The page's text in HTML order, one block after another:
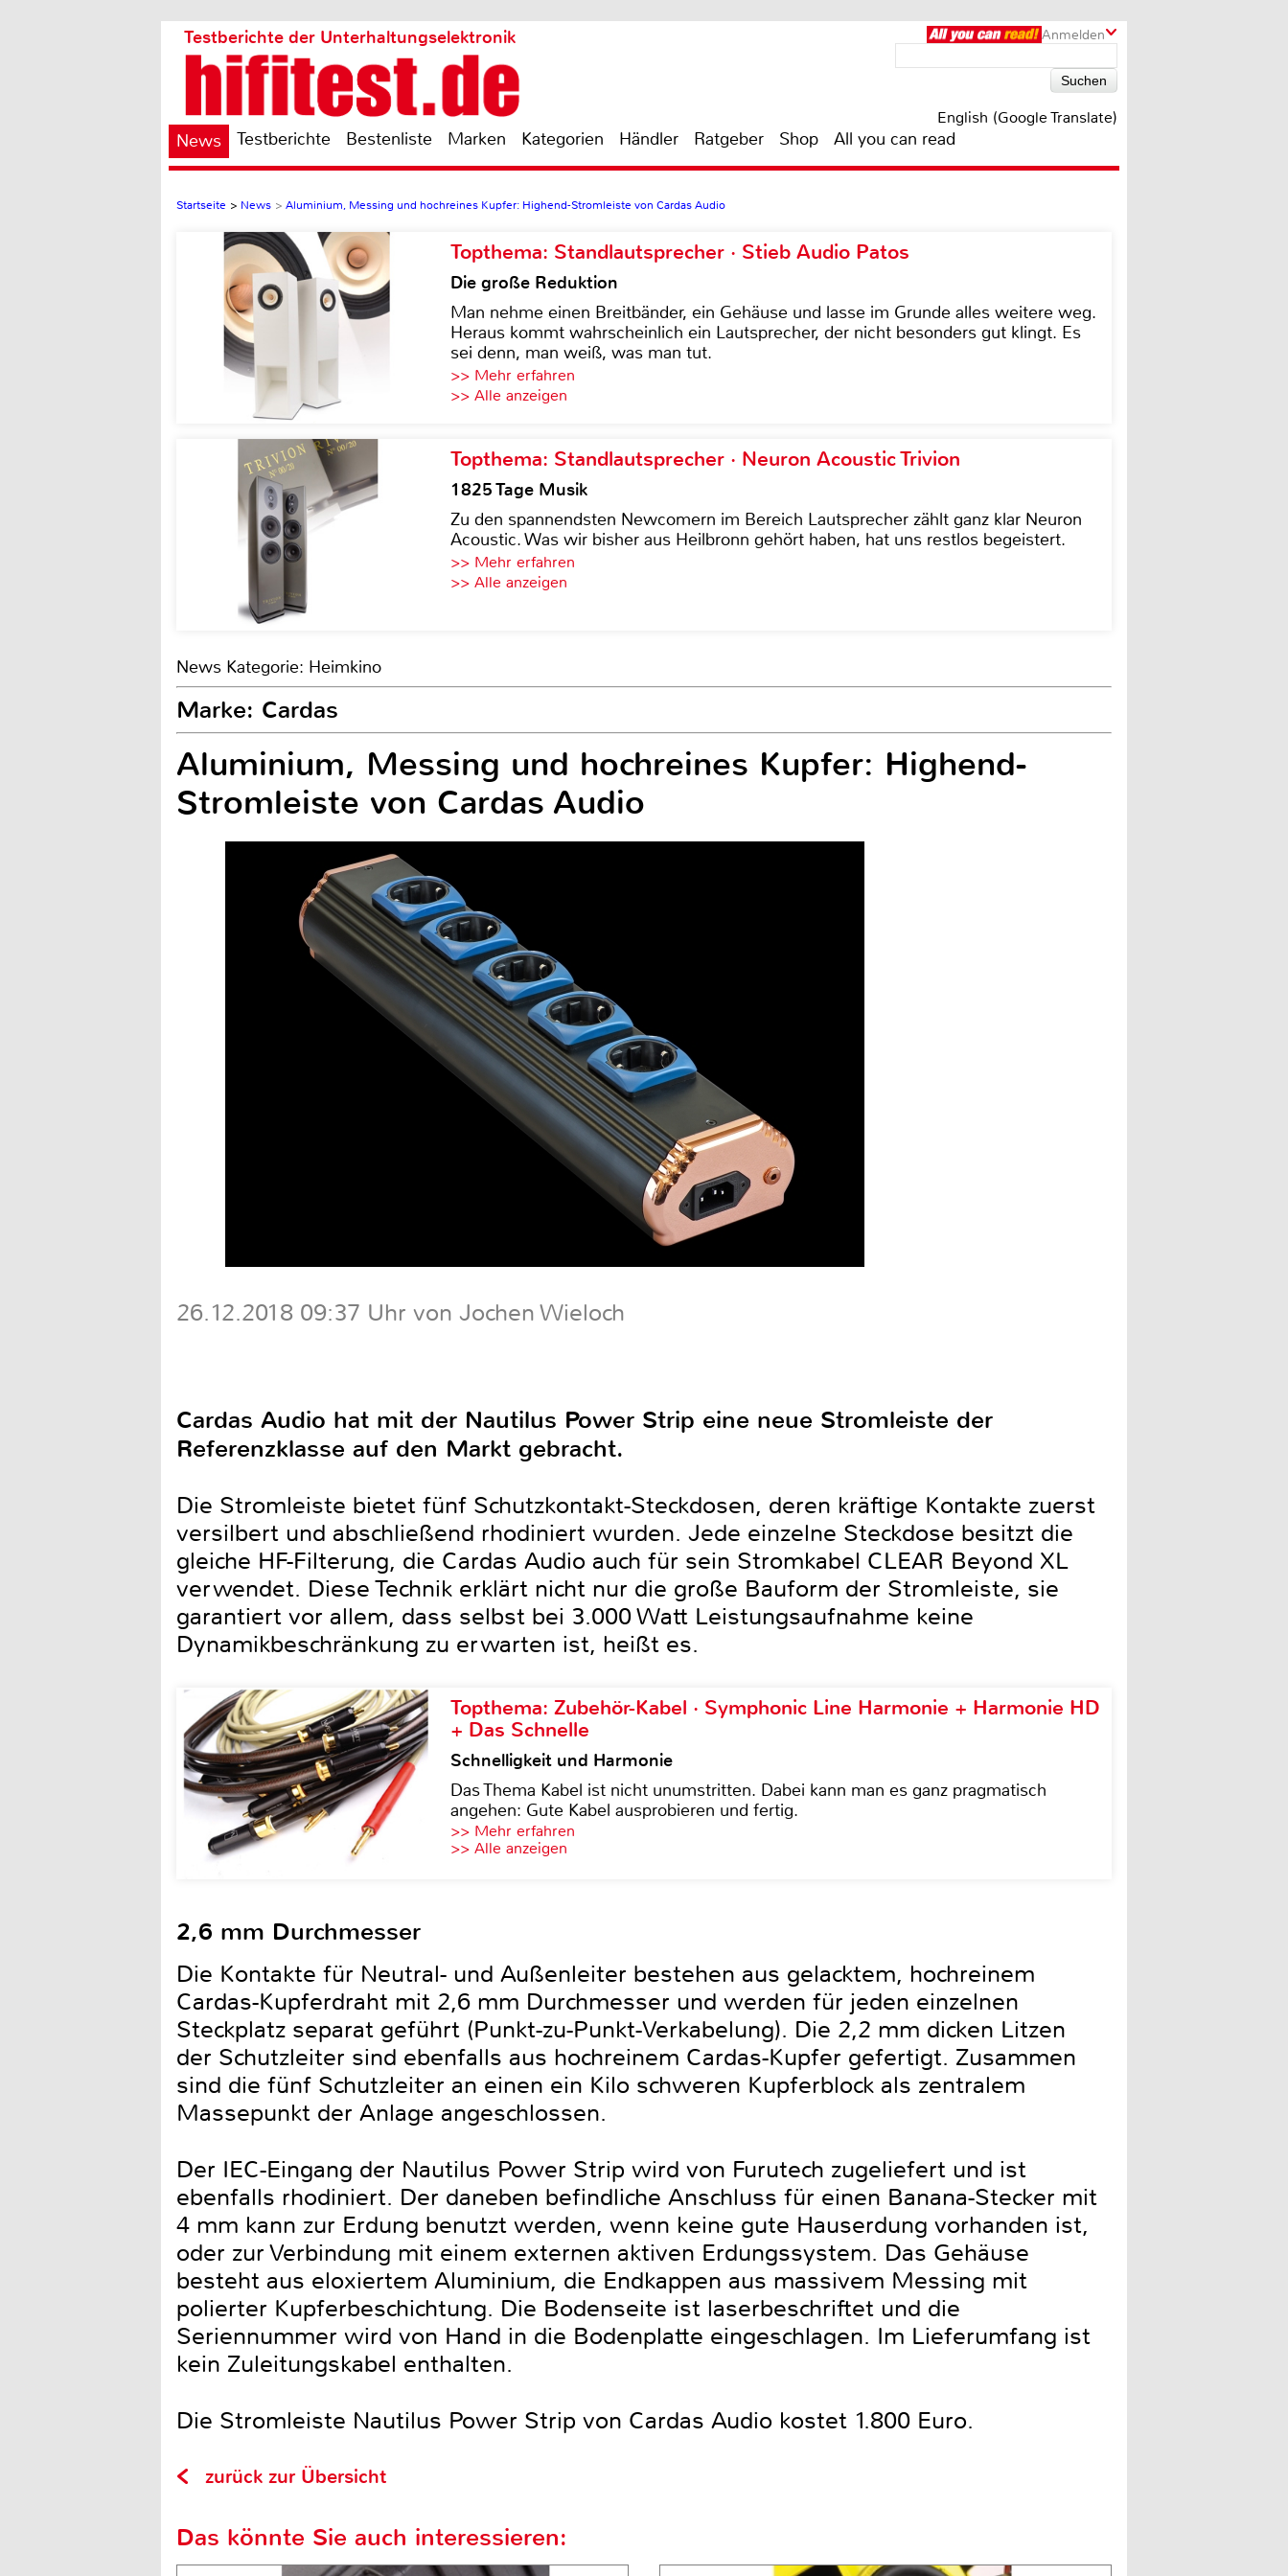
Anmelden
Testberichte der Unterhaltungselektronik
English (Google Translate)
News Testberichte Bestenliste Marken Kategorien Händler Ratgeber Shop All you can read
Startseite > News > Aluminium, Messing und hochreines Kupfer: Highend-Stromleiste von Cardas Audio
Topthema: Standlautsprecher · Stieb Audio Patos
Die große Reduktion
Man nehme einen Breitbänder, ein Gehäuse und lasse im Grunde alles weitere weg.
Heraus kommt wahrscheinlich ein Lautsprecher, der nicht besonders gut klingt. Es
sei denn, man weiß, was man tut.
>> Mehr erfahren
>> Alle anzeigen
Topthema: Standlautsprecher · Neuron Acoustic Trivion
1825 Tage Musik
Zu den spannendsten Newcomern im Bereich Lautsprecher zählt ganz klar Neuron
Acoustic. Was wir bisher aus Heilbronn gehört haben, hat uns restlos begeistert.
>> Mehr erfahren
>> Alle anzeigen
News Kategorie: Heimkino
Marke: Cardas
Aluminium, Messing und hochreines Kupfer: Highend-
Stromleiste von Cardas Audio
26.12.2018 09:37 Uhr von Jochen Wieloch
Cardas Audio hat mit der Nautilus Power Strip eine neue Stromleiste der
Referenzklasse auf den Markt gebracht.
Die Stromleiste bietet fünf Schutzkontakt-Steckdosen, deren kräftige Kontakte zuerst
versilbert und abschließend rhodiniert wurden. Jede einzelne Steckdose besitzt die
gleiche HF-Filterung, die Cardas Audio auch für sein Stromkabel CLEAR Beyond XL
verwendet. Diese Technik erklärt nicht nur die große Bauform der Stromleiste, sie
garantiert vor allem, dass selbst bei 3.000 Watt Leistungsaufnahme keine
Dynamikbeschränkung zu erwarten ist, heißt es.
Topthema: Zubehör-Kabel · Symphonic Line Harmonie + Harmonie HD
+ Das Schnelle
Schnelligkeit und Harmonie
Das Thema Kabel ist nicht unumstritten. Dabei kann man es ganz pragmatisch
angehen: Gute Kabel ausprobieren und fertig.
>> Mehr erfahren
>> Alle anzeigen
2,6 mm Durchmesser
Die Kontakte für Neutral- und Außenleiter bestehen aus gelacktem, hochreinem
Cardas-Kupferdraht mit 2,6 mm Durchmesser und werden für jeden einzelnen
Steckplatz separat geführt (Punkt-zu-Punkt-Verkabelung). Die 2,2 mm dicken Litzen
der Schutzleiter sind ebenfalls aus hochreinem Cardas-Kupfer gefertigt. Zusammen
sind die fünf Schutzleiter an einen ein Kilo schweren Kupferblock als zentralem
Massepunkt der Anlage angeschlossen.
Der IEC-Eingang der Nautilus Power Strip wird von Furutech zugeliefert und ist
ebenfalls rhodiniert. Der daneben befindliche Anschluss für einen Banana-Stecker mit
4 mm kann zur Erdung benutzt werden, wenn keine gute Hauserdung vorhanden ist,
oder zur Verbindung mit einem externen aktiven Erdungssystem. Das Gehäuse
besteht aus eloxiertem Aluminium, die Endkappen aus massivem Messing mit
polierter Kupferbeschichtung. Die Bodenseite ist laserbeschriftet und die
Seriennummer wird von Hand in die Bodenplatte eingeschlagen. Im Lieferumfang ist
kein Zuleitungskabel enthalten.
Die Stromleiste Nautilus Power Strip von Cardas Audio kostet 1.800 Euro.
zurück zur Übersicht
Das könnte Sie auch interessieren: